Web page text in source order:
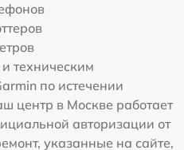
техническим
по истечении
центр в Москве работает
авторизации от
указанные на сайте,